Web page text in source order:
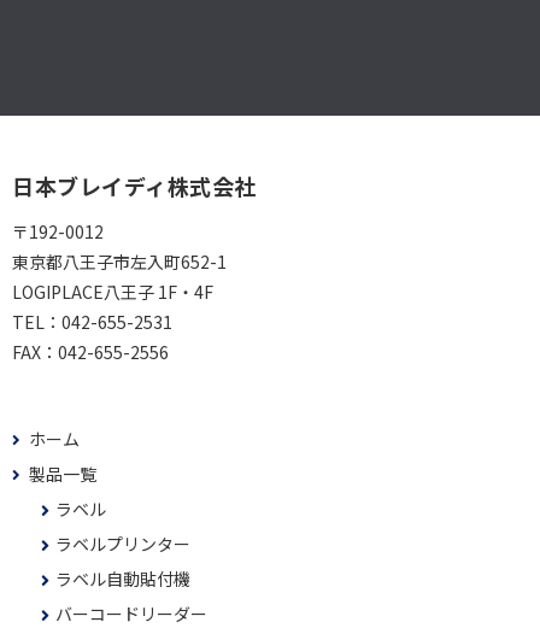
日本ブレイディ株式会社
〒192-0012
東京都八王子市左入町652-1
LOGIPLACE八王子 1F・4F
TEL： 042-655-2531
FAX： 042-655-2556
ホーム
製品一覧
ラベル
ラベルプリンター
ラベル自動貼付機
バーコードリーダー